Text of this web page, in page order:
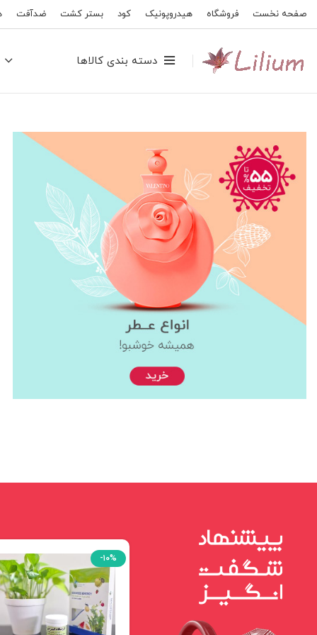
صفحه نخست فروشگاه هیدروپونیک کود بستر کشت ضدآفت
دسته بندی کالاها
-۱۰%